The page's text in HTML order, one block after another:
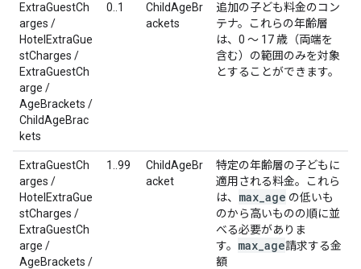
ExtraGuestCh
arges /
HotelExtraGue
stCharges /
ExtraGuestCh
arge /
AgeBrackets /
ChildAgeBrac
kets
0..1
ChildAgeBr
ackets
追加の子ども料金のコン
テナ。これらの年齢層
は、0 ～ 17 歳（両端を
含む）の範囲のみを対象
とすることができます。
ExtraGuestCh
arges /
HotelExtraGue
stCharges /
ExtraGuestCh
arge /
AgeBrackets /
1..99
ChildAgeBr
acket
特定の年齢層の子どもに
適用される料金。これら
は、 max age の低いも
のから高いものの順に並
べる必要がありま
す。 max age請求する金
額